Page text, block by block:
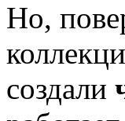
Но,
создали